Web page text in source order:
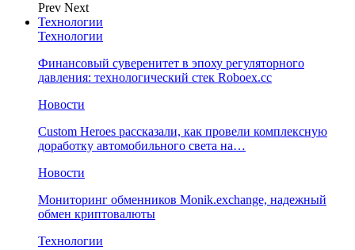
Prev Next
Технологии
Технологии
Финансовый суверенитет в эпоху регуляторного
давления: технологический стек Roboex.cc
Новости
Custom Heroes рассказали, как провели комплексную
доработку автомобильного света на…
Новости
Мониторинг обменников Monik.exchange, надежный
обмен криптовалюты
Технологии